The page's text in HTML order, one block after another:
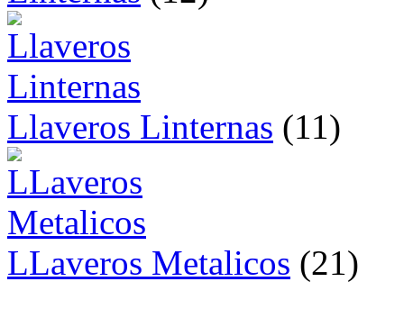
Llaveros Linternas (11)
LLaveros Metalicos (21)